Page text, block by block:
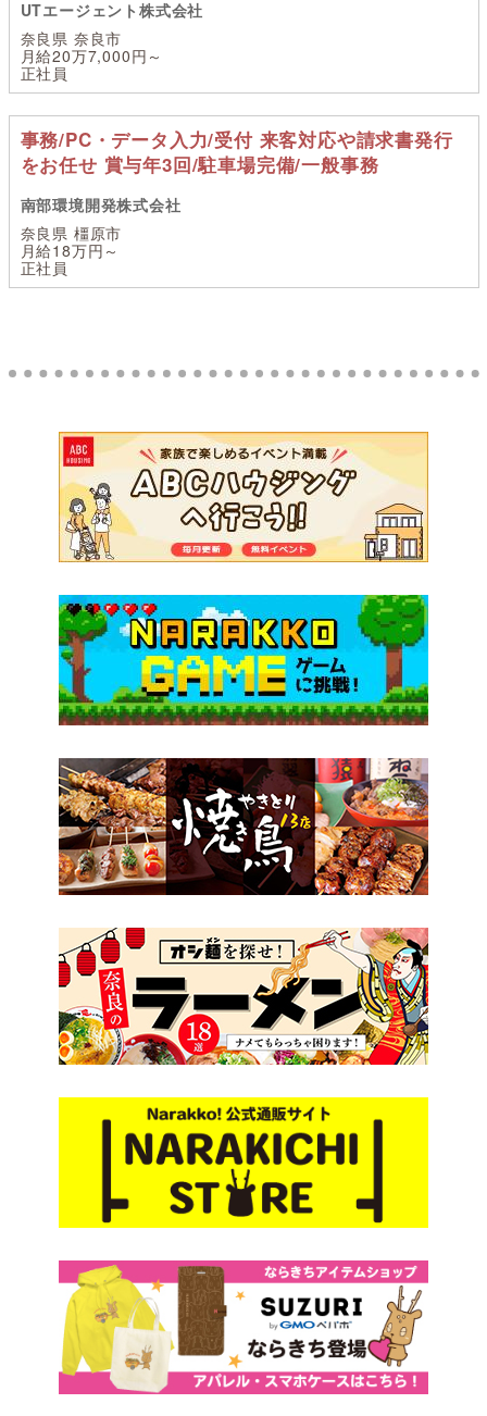
UTエージェント株式会社
奈良県 奈良市
月給20万7,000円～
正社員
事務/PC・データ入力/受付 来客対応や請求書発行
をお任せ 賞与年3回/駐車場完備/一般事務
南部環境開発株式会社
奈良県 橿原市
月給18万円～
正社員